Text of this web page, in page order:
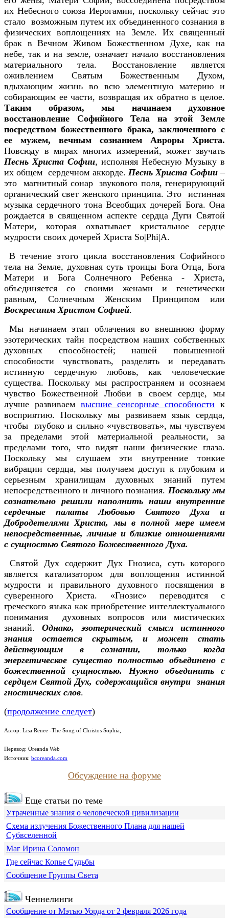
их Небесного союза Иерогамии, поскольку сейчас это
стало возможным путем их объединенного сознания в
физических воплощениях на Земле. Их священный
брак в Вечном Живом Божественном Духе, как на
небе, так и на земле, означает начало восстановления
материального тела. Восстановление является
оживлением Святым Божественным Духом,
вдыхающим жизнь во всю элементную материю и
собирающим ее части, возвращая их обратно в целое.
Таким образом, мы начинаем духовное
восстановление Софийного Тела на этой Земле
посредством божественного брака, заключенного с
ее мужем, вечным сознанием Авроры Христа.
Повсюду в мирах многих измерений, может звучать
Песнь Христа Софии, исполняя Небесную Музыку в
их общем сердечном аккорде. Песнь Христа Софии–
это магнитный сонар звукового поля, генерирующий
органический свет женского принципа. Это истинная
музыка сердечного тона Всеобщих дочерей Бога. Она
рождается в священном аспекте сердца Дуги Святой
Матери, которая охватывает кристальное сердце
мудрости своих дочерей Христа So|Phi|A.
В течение этого цикла восстановления Софийного
тела на Земле, духовная суть троицы Бога Отца, Бога
Матери и Бога Солнечного Ребенка - Христа,
объединяется со своими женами и генетически
равным, Солнечным Женским Принципом или
Воскресшим Христом Софией.
Мы начинаем этап облачения во внешнюю форму
эзотерических тайн посредством наших собственных
духовных способностей; нашей повышенной
способности чувствовать, разделять и передавать
истинную сердечную любовь, как человеческие
существа. Поскольку мы распространяем и осознаем
чувство Божественной Любви в своем сердце, мы
лучше развиваем высшие сенсорные способности к
восприятию. Поскольку мы развиваем язык сердца,
чтобы глубоко и сильно «чувствовать», мы чувствуем
за пределами этой материальной реальности, за
пределами того, что видят наши физические глаза.
Поскольку мы слушаем эти внутренние тонкие
вибрации сердца, мы получаем доступ к глубоким и
серьезным хранилищам духовных знаний путем
непосредственного и личного познания. Поскольку мы
сознательно решили наполнить наши внутренние
сердечные палаты Любовью Святого Духа и
Добродетелями Христа, мы в полной мере имеем
непосредственные, личные и близкие отношениями
с сущностью Святого Божественного Духа.
Святой Дух содержит Дух Гнозиса, суть которого
является катализатором для воплощения истинной
мудрости и правильного духовного посвящения в
суверенного Христа. «Гнозис» переводится с
греческого языка как приобретение интеллектуального
понимания духовных вопросов или мистических
знаний. Однако, эзотерический смысл истинного
знания остается скрытым, и может стать
действующим в сознании, только когда
энергетическое существо полностью объединено с
божественной сущностью. Нужно объединить с
сердцем Святой Дух, содержащийся внутри знания
гностических слов.
(продолжение следует)
Автор: Lisa Renee -The Song of Christos Sophia,
Перевод: Oreanda Web
Источник: bcoreanda.com
Обсуждение на форуме
Еще статьи по теме
Утраченные знания о человеческой цивилизации
Схема излучения Божественного Плана для нашей
Субвселенной
Маг Ирина Соломон
Где сейчас Копье Судьбы
Сообщение Группы Света
Ченнелинги
Сообщение от Мэтью Уорда от 2 февраля 2026 года